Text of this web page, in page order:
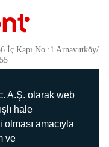
A.Ş. olarak web
hale
amacıyla
ve
İç Kapı No :1 Arnavutköy/